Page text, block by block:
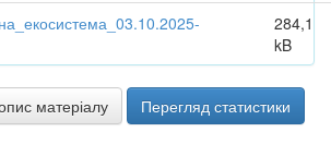
284,1
kB
матеріалу Перегляд статистики